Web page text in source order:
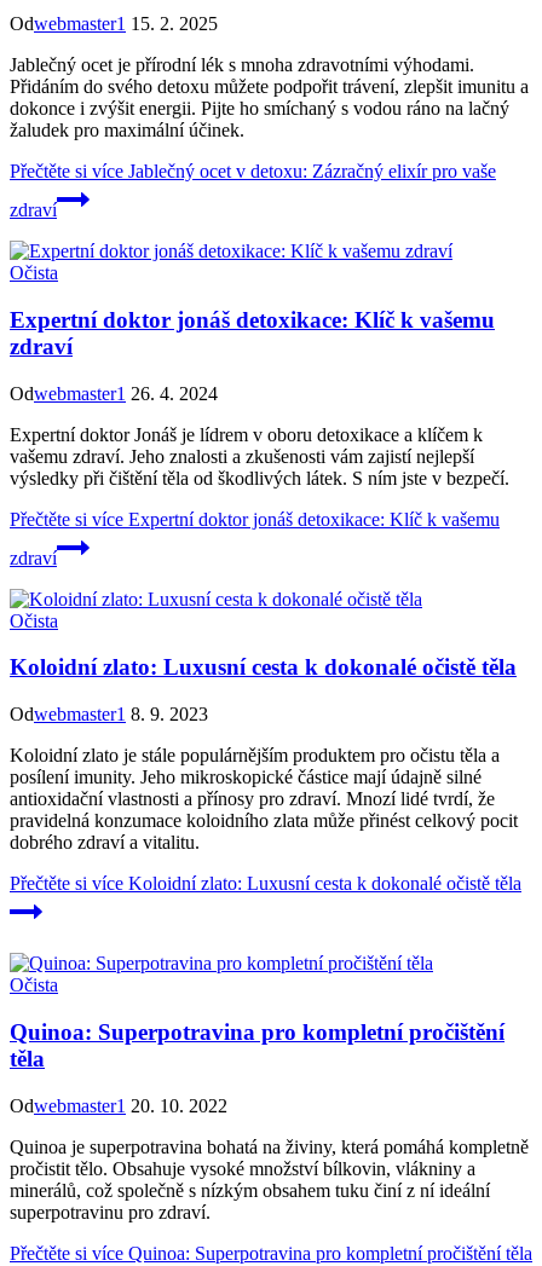
Odwebmaster1 15. 2. 2025
Jablečný ocet je přírodní lék s mnoha zdravotními výhodami.
Přidáním do svého detoxu můžete podpořit trávení, zlepšit imunitu a
dokonce i zvýšit energii. Pijte ho smíchaný s vodou ráno na lačný
žaludek pro maximální účinek.
Přečtěte si více Jablečný ocet v detoxu: Zázračný elixír pro vaše
zdraví
Očista
Expertní doktor jonáš detoxikace: Klíč k vašemu
zdraví
Odwebmaster1 26. 4. 2024
Expertní doktor Jonáš je lídrem v oboru detoxikace a klíčem k
vašemu zdraví. Jeho znalosti a zkušenosti vám zajistí nejlepší
výsledky při čištění těla od škodlivých látek. S ním jste v bezpečí.
Přečtěte si více Expertní doktor jonáš detoxikace: Klíč k vašemu
zdraví
Očista
Koloidní zlato: Luxusní cesta k dokonalé očistě těla
Odwebmaster1 8. 9. 2023
Koloidní zlato je stále populárnějším produktem pro očistu těla a
posílení imunity. Jeho mikroskopické částice mají údajně silné
antioxidační vlastnosti a přínosy pro zdraví. Mnozí lidé tvrdí, že
pravidelná konzumace koloidního zlata může přinést celkový pocit
dobrého zdraví a vitalitu.
Přečtěte si více Koloidní zlato: Luxusní cesta k dokonalé očistě těla
Očista
Quinoa: Superpotravina pro kompletní pročištění
těla
Odwebmaster1 20. 10. 2022
Quinoa je superpotravina bohatá na živiny, která pomáhá kompletně
pročistit tělo. Obsahuje vysoké množství bílkovin, vlákniny a
minerálů, což společně s nízkým obsahem tuku činí z ní ideální
superpotravinu pro zdraví.
Přečtěte si více Quinoa: Superpotravina pro kompletní pročištění těla